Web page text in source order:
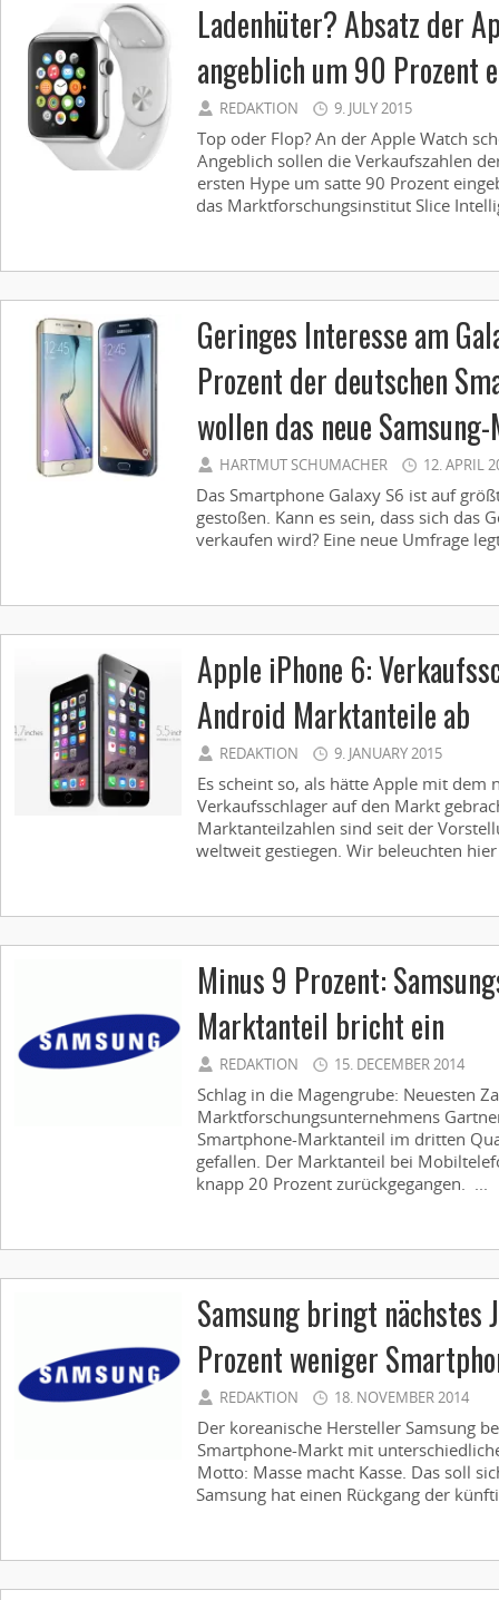
Ladenhüter? Absatz der
angeblich um 90 Prozent
REDAKTION 9. JULY 2015
Top oder Flop? An der Apple Watch
Angeblich sollen die Verkaufszahlen
ersten Hype um satte 90 Prozent
das Marktforschungsinstitut Slice
Geringes Interesse am
Prozent der deutschen
wollen das neue
HARTMUT SCHUMACHER 12. APRIL
Das Smartphone Galaxy S6 ist auf
gestoßen. Kann es sein, dass sich das
verkaufen wird? Eine neue Umfrage
Apple iPhone 6:
Android Marktanteile ab
REDAKTION 9. JANUARY 2015
Es scheint so, als hätte Apple mit dem
Verkaufsschlager auf den Markt
Marktanteilzahlen sind seit der
weltweit gestiegen. Wir beleuchten
Minus 9 Prozent:
Marktanteil bricht ein
REDAKTION 15. DECEMBER 2014
Schlag in die Magengrube: Neuesten
Marktforschungsunternehmens
Smartphone-Marktanteil im dritten
gefallen. Der Marktanteil bei
knapp 20 Prozent zurückgegangen. ...
Samsung bringt nächstes
Prozent weniger
REDAKTION 18. NOVEMBER 2014
Der koreanische Hersteller Samsung
Smartphone-Markt mit
Motto: Masse macht Kasse. Das soll
Samsung hat einen Rückgang der